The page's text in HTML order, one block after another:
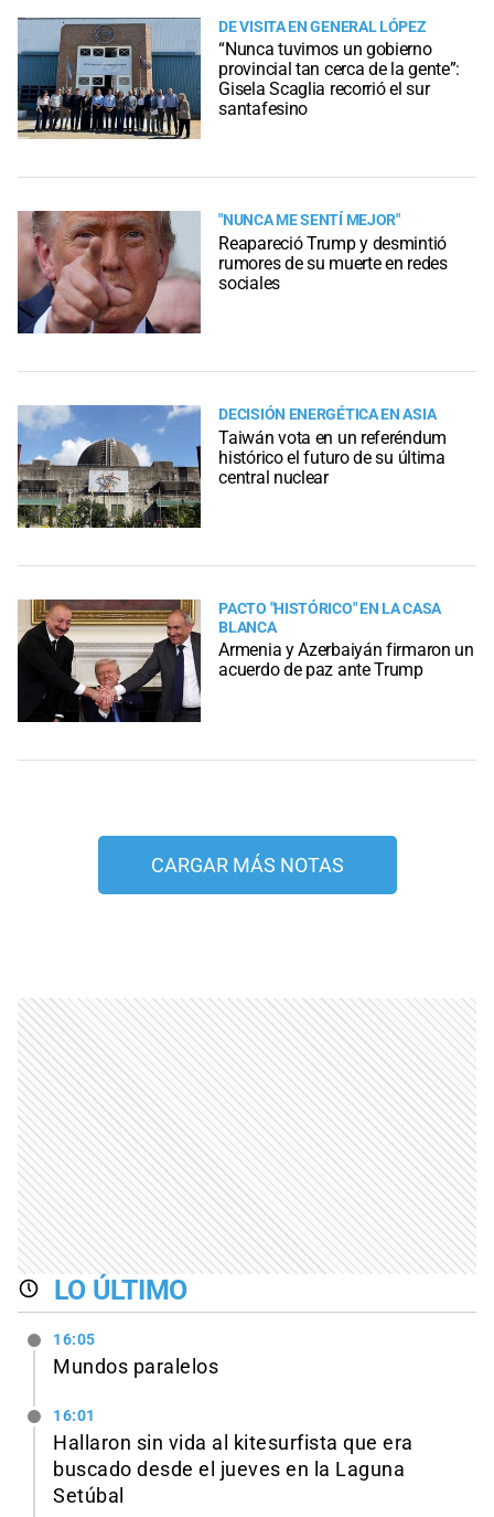
DE VISITA EN GENERAL LÓPEZ
“Nunca tuvimos un gobierno
provincial tan cerca de la gente”:
Gisela Scaglia recorrió el sur
santafesino
"NUNCA ME SENTÍ MEJOR"
Reapareció Trump y desmintió
rumores de su muerte en redes
sociales
DECISIÓN ENERGÉTICA EN ASIA
Taiwán vota en un referéndum
histórico el futuro de su última
central nuclear
PACTO "HISTÓRICO" EN LA CASA
BLANCA
Armenia y Azerbaiyán firmaron un
acuerdo de paz ante Trump
CARGAR MÁS NOTAS
LO ÚLTIMO
16:05
Mundos paralelos
16:01
Hallaron sin vida al kitesurfista que era
buscado desde el jueves en la Laguna
Setúbal